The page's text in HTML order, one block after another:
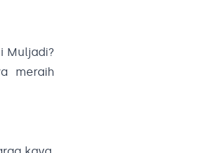
Muljadi?
meraih